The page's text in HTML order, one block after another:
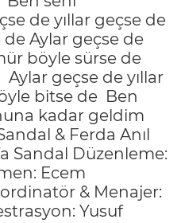
de yıllar geçse de
Aylar geçse de
böyle sürse de
Aylar geçse de yıllar
bitse de Ben
kadar geldim
& Ferda Anıl
Sandal Düzenleme:
Ecem
& Menajer:
Yusuf